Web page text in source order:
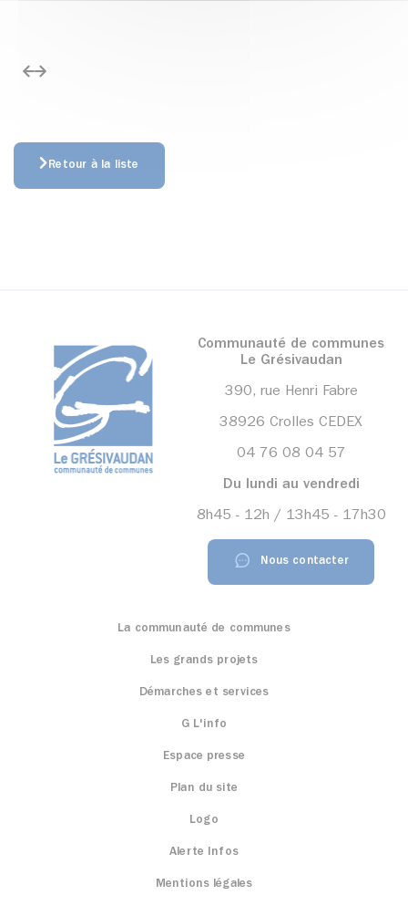
Retour à la liste
Communauté de communes
Le Grésivaudan
390, rue Henri Fabre
38926 Crolles CEDEX
04 76 08 04 57
Du lundi au vendredi
8h45 - 12h / 13h45 - 17h30
Nous contacter
La communauté de communes
Les grands projets
Démarches et services
G L'info
Espace presse
Plan du site
Logo
Alerte Infos
Mentions légales